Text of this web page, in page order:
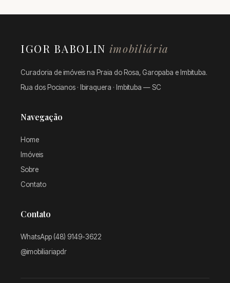
IGOR BABOLIN imobiliária
Curadoria de imóveis na Praia do Rosa, Garopaba e Imbituba.
Rua dos Pocianos · Ibiraquera · Imbituba — SC
Navegação
Home
Imóveis
Sobre
Contato
Contato
WhatsApp (48) 9149-3622
@imobiliariapdr